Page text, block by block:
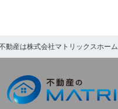
動産は株式会社マトリックスホーム